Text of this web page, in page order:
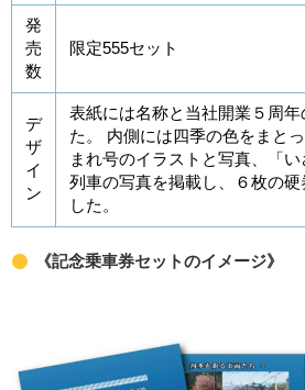
発
売
数
限定555セット
デ
ザ
イ
ン
表紙には名称と当社開業５周
た。 内側には四季の色をまと
まれ号のイラストと写真、「
列車の写真を掲載し、６枚の
した。
《記念乗車券セットのイメージ》